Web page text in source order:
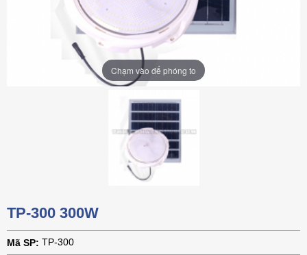
Chạm vào để phóng to
TP-300 300W
Mã SP: TP-300